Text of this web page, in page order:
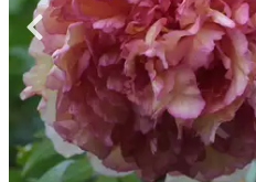
Zum vorigen Bild